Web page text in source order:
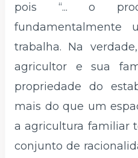
pois “... o
fundamentalmente
trabalha. Na
agricultor e sua
propriedade do
mais do que um
a agricultura familiar
conjunto de